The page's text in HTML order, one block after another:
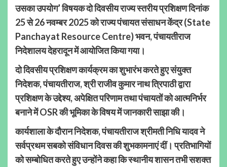
उसका उपयोग’ विषयक दो दिवसीय राज्य स्तरीय प्रशिक्षण दिनांक
25 से 26 नवम्बर 2025 को राज्य पंचायत संसाधन केंद्र (State
Panchayat Resource Centre) भवन, पंचायतीराज
निदेशालय देहरादून में आयोजित किया गया।
दो दिवसीय प्रशिक्षण कार्यक्रम का शुभारंभ करते हुए संयुक्त
निदेशक, पंचायतीराज, श्री राजीव कुमार नाथ त्रिपाठी द्वारा
प्रशिक्षण के उद्देश्य, अपेक्षित परिणाम तथा पंचायतों को आत्मनिर्भर
बनाने में OSR की भूमिका के विषय में जानकारी साझा की।
कार्यशाला के दौरान निदेशक, पंचायतीराज श्रीमती निधि यादव ने
सर्वप्रथम सबको संविधान दिवस की शुभकामनाएं दीं। प्रतिभागियों
को सम्बोधित करते हुए उन्होंने कहा कि स्थानीय शासन तभी सशक्त